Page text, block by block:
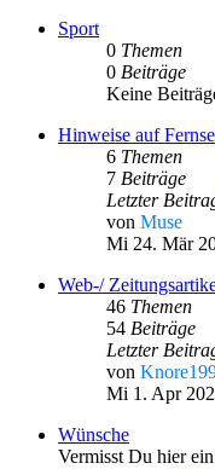
Sport
0 Themen
0 Beiträge
Keine
Hinweise auf
6 Themen
7 Beiträge
Letzter
von Muse
Mi 24. Mär
Web-/
46 Themen
54 Beiträge
Letzter
von
Mi 1. Apr
Wünsche
Vermisst Du hier